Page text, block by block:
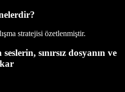
stratejisi özetlenmiştir.
sınırsız dosyanın ve